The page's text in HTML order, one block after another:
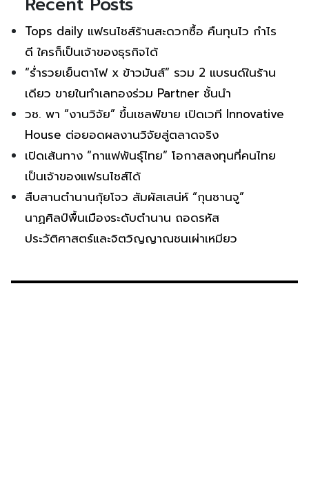
Tops daily แฟรนไชส์ร้านสะดวกซื้อ คืนทุนไว กำไร
ดี ใครก็เป็นเจ้าของธุรกิจได้
“ร่ำรวยเย็นตาโฟ x ข้าวมันส์” รวม 2 แบรนด์ในร้าน
เดียว ขายในทำเลทองร่วม Partner ชั้นนำ
วช. พา “งานวิจัย” ขึ้นเชลฟ์ขาย เปิดเวที Innovative
House ต่อยอดผลงานวิจัยสู่ตลาดจริง
เปิดเส้นทาง “กาแฟพันธุ์ไทย” โอกาสลงทุนที่คนไทย
เป็นเจ้าของแฟรนไชส์ได้
สืบสานตำนานกุ้ยโจว สัมผัสเสน่ห์ “กุนซานจู”
นาฏศิลป์พื้นเมืองระดับตำนาน ถอดรหัส
ประวัติศาสตร์และจิตวิญญาณชนเผ่าเหมียว